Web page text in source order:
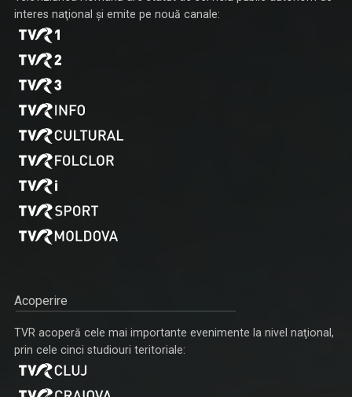
interes naţional şi emite pe nouă canale:
Acoperire
TVR acoperă cele mai importante evenimente la nivel naţional,
prin cele cinci studiouri teritoriale: